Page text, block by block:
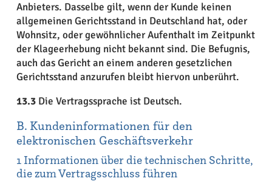
Anbieters. Dasselbe gilt, wenn der Kunde keinen
allgemeinen Gerichtsstand in Deutschland hat, oder
Wohnsitz, oder gewöhnlicher Aufenthalt im Zeitpunkt
der Klageerhebung nicht bekannt sind. Die Befugnis,
auch das Gericht an einem anderen gesetzlichen
Gerichtsstand anzurufen bleibt hiervon unberührt.
13.3Die Vertragssprache ist Deutsch.
B. Kundeninformationen für den
elektronischen Geschäftsverkehr
1 Informationen über die technischen Schritte,
die zum Vertragsschluss führen